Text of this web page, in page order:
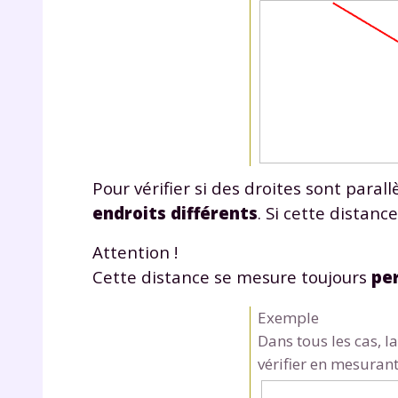
Pour vérifier si des droites sont
endroits différents. Si cette
Attention !
Cette distance se mesure toujours
Exemple
Dans tous les cas,
vérifier en
* Votre
Votre